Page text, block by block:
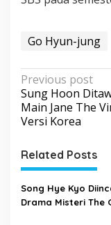
Go Hyun-jung
P
o
s
n
a
v
Previous post
Sung Hoon
Main Jane The
Versi Korea
Related Posts
Song Hye Kyo
Drama Misteri The